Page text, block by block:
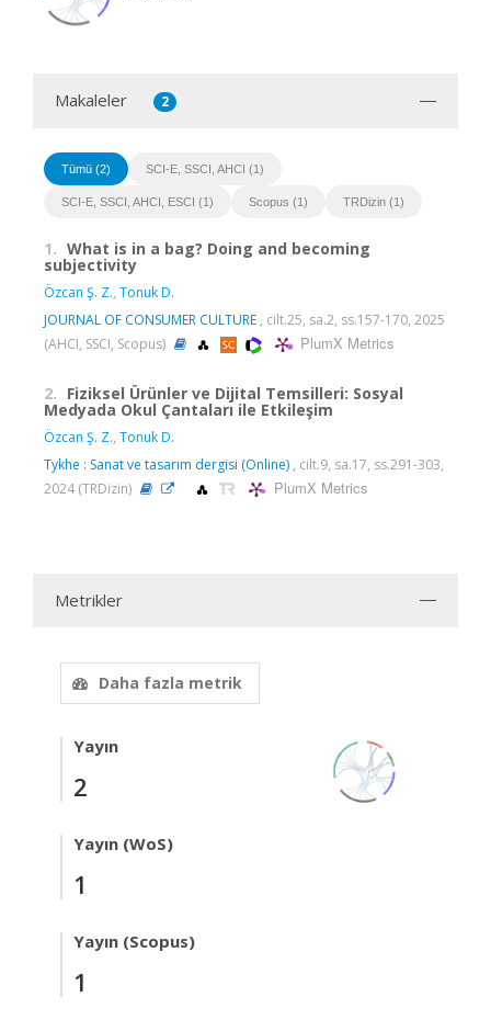
Makaleler 2
Tümü (2) SCI-E, SSCI, AHCI (1)
SCI-E, SSCI, AHCI, ESCI (1) Scopus (1) TRDizin (1)
1. What is in a bag? Doing and becoming
subjectivity
Özcan Ş. Z., Tonuk D.
JOURNAL OF CONSUMER CULTURE , cilt.25, sa.2, ss.157-170, 2025
(AHCI, SSCI, Scopus)
PlumX Metrics
2. Fiziksel Ürünler ve Dijital Temsilleri: Sosyal
Medyada Okul Çantaları ile Etkileşim
Özcan Ş. Z., Tonuk D.
Tykhe : Sanat ve tasarım dergisi (Online) , cilt.9, sa.17, ss.291-303,
2024 (TRDizin)
PlumX Metrics
Metrikler
Daha fazla metrik
Yayın
2
Yayın (WoS)
1
Yayın (Scopus)
1